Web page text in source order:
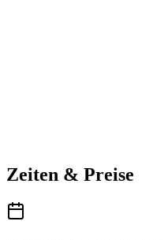
Zeiten & Preise